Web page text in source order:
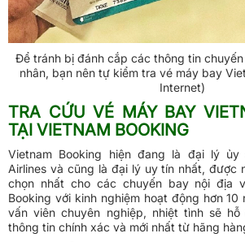
Để tránh bị đánh cắp các thông tin
nhân, bạn nên tự kiểm tra vé máy bay
Internet)
TRA CỨU VÉ MÁY BAY
TẠI VIETNAM BOOKING
Vietnam Booking hiện đang là đại lý ủy
Airlines và cũng là đại lý uy tín nhất, được
chọn nhất cho các chuyến bay nội địa
Booking với kinh nghiệm hoạt động hơn
vấn viên chuyên nghiệp, nhiệt tình sẽ
thông tin chính xác và mới nhất từ hãng